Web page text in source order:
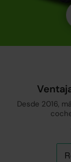
Desde 2016,